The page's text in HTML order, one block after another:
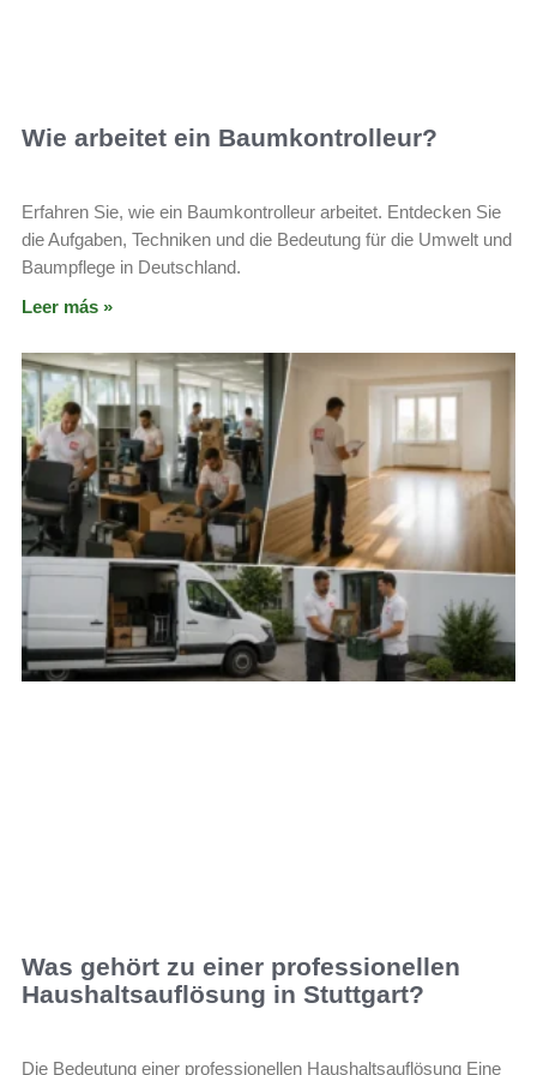
Wie arbeitet ein Baumkontrolleur?
Erfahren Sie, wie ein Baumkontrolleur arbeitet. Entdecken Sie
die Aufgaben, Techniken und die Bedeutung für die Umwelt und
Baumpflege in Deutschland.
Leer más »
Was gehört zu einer professionellen
Haushaltsauflösung in Stuttgart?
Die Bedeutung einer professionellen Haushaltsauflösung Eine